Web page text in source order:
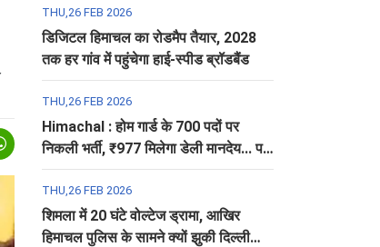
THU,26 FEB 2026
डिजिटल हिमाचल का रोडमैप तैयार, 2028
तक हर गांव में पहुंचेगा हाई-स्पीड ब्रॉडबैंड
THU,26 FEB 2026
Himachal : होम गार्ड के 700 पदों पर
निकली भर्ती, ₹977 मिलेगा डेली मानदेय... पढ़ें
पूरी डिटेल
THU,26 FEB 2026
शिमला में 20 घंटे वोल्टेज ड्रामा, आखिर
हिमाचल पुलिस के सामने क्यों झुकी दिल्ली